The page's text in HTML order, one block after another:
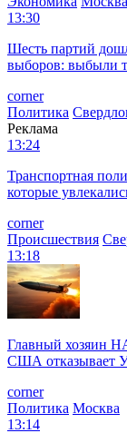
13:30
Шесть партий
выборов: выбыли
corner
Политика
Реклама
13:24
Транспортная
которые
corner
Происшествия
13:18
Главный хозяин
США отказывает
corner
Политика Москва
13:14